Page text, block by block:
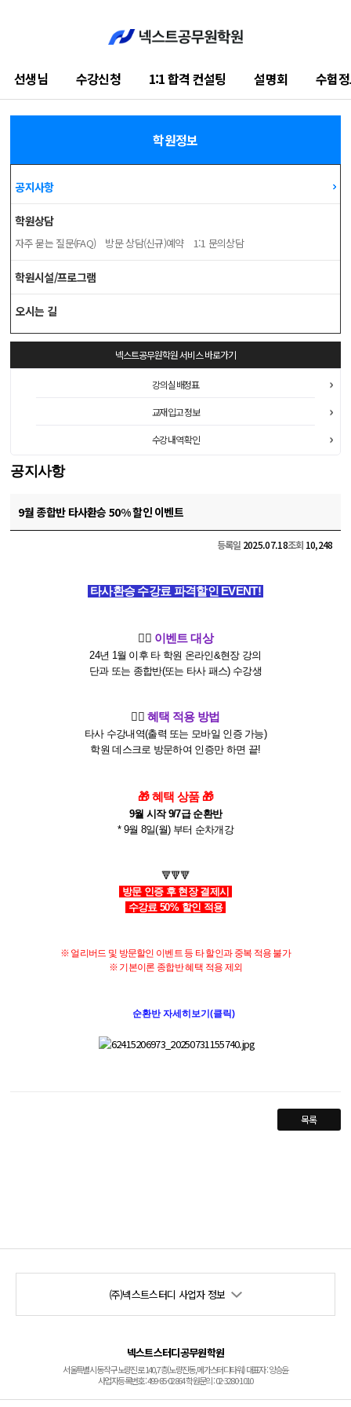
선생님 수강신청 1:1 합격 컨설팅 설명회 수험
학습지원센터
학원정보
공지사항
학원상담
자주 묻는 질문(FAQ) 방문 상담(신규)예약 1:1 문의상담
학원시설/프로그램
오시는 길
넥스트공무원학원서비스 바로가기
강의실 배정표
교재 입고 정보
수강 내역 확인
공지사항
9월 종합반 타사환승 50% 할인 이벤트
등록일 2025.07.18조회 10,248
타사환승 수강료 파격할인 EVENT!
🙋‍♀️ 이벤트 대상
24년 1월 이후 타 학원 온라인&현장 강의
단과 또는 종합반(또는 타사 패스) 수강생
🙋‍♀️ 혜택 적용 방법
타사 수강내역(출력 또는 모바일 인증 가능)
학원 데스크로 방문하여 인증만 하면 끝!
🎁 혜택 상품 🎁
9월 시작 9/7급 순환반
* 9월 8일(월) 부터 순차개강
🔻🔻​🔻​
방문 인증 후 현장 결제시
수강료 50% 할인 적용
※ 얼리버드 및 방문할인 이벤트 등 타 할인과 중복 적용 불가
※​ 기본이론 종합반 혜택 적용 제외
순환반 자세히보기(클릭)
목록
(주)넥스트스터디 사업자 정보
넥스트스터디공무원학원
서울특별시 동작구 노량진로 140, 7층(노량진동, 메가스터디타워) 대표자 : 양승윤
사업자등록번호 : 499-85-02864 학원문의 : 02-3280-1010